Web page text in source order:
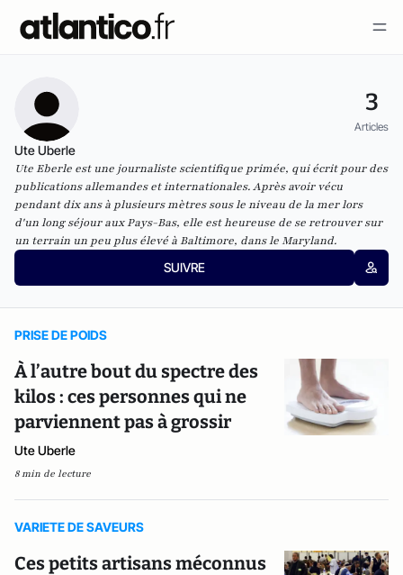
3
Articles
Ute Uberle
Ute Eberle est une journaliste scientifique primée, qui écrit pour des
publications allemandes et internationales. Après avoir vécu
pendant dix ans à plusieurs mètres sous le niveau de la mer lors
d'un long séjour aux Pays-Bas, elle est heureuse de se retrouver sur
un terrain un peu plus élevé à Baltimore, dans le Maryland.
SUIVRE
PRISE DE POIDS
À l’autre bout du spectre des
kilos : ces personnes qui ne
parviennent pas à grossir
Ute Uberle
8 min de lecture
VARIETE DE SAVEURS
Ces petits artisans méconnus